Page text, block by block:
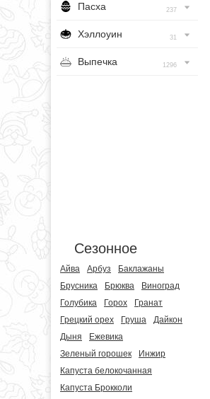
Пасха 237
Хэллоуин 31
Выпечка 1296
Сезонное
Айва Арбуз
Баклажаны
Брусника
Брюква
Виноград
Голубика
Горох
Гранат
Грецкий орех
Груша
Дайкон
Дыня
Ежевика
Зеленый горошек
Инжир
Капуста белокочанная
Капуста Брокколи